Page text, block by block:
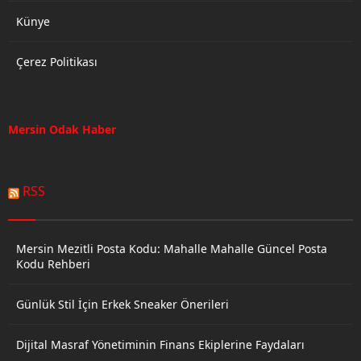
Künye
Çerez Politikası
Mersin Odak Haber
RSS
Mersin Mezitli Posta Kodu: Mahalle Mahalle Güncel Posta
Kodu Rehberi
Günlük Stil İçin Erkek Sneaker Önerileri
Dijital Masraf Yönetiminin Finans Ekiplerine Faydaları